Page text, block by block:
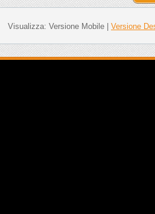
Visualizza: Versione Mobile| Versione